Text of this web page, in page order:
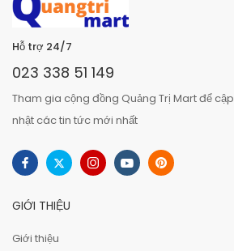
Hỗ trợ 24/7
023 338 51 149
Tham gia cộng đồng Quảng Trị Mart để cập
nhật các tin tức mới nhất
GIỚI THIỆU
Giới thiệu